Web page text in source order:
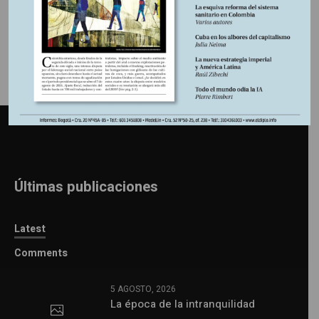
Últimas publicaciones
Latest
Comments
5 AGOSTO, 2026
La época de la intranquilidad